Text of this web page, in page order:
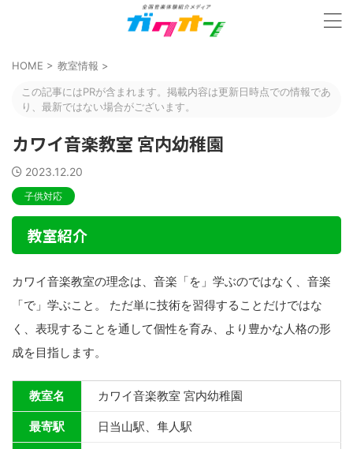
HOME > 教室情報 >
この記事にはPRが含まれます。掲載内容は更新日時点での情報であ
り、最新ではない場合がございます。
カワイ音楽教室 宮内幼稚園
2023.12.20
子供対応
教室紹介
カワイ音楽教室の理念は、音楽「を」学ぶのではなく、音楽
「で」学ぶこと。 ただ単に技術を習得することだけではな
く、表現することを通して個性を育み、より豊かな人格の形
成を目指します。
教室名 カワイ音楽教室 宮内幼稚園
最寄駅 日当山駅、隼人駅